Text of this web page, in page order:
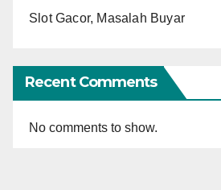
Slot Gacor, Masalah Buyar
Recent Comments
No comments to show.